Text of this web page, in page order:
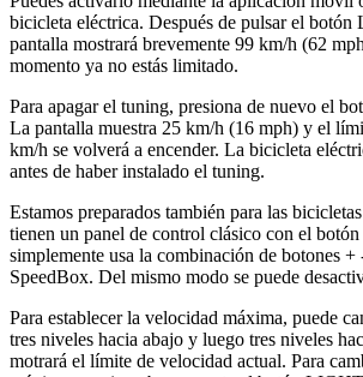
bicicleta eléctrica. Después de pulsar el
pantalla mostrará brevemente 99 km/h (62
momento ya no estás limitado.
Para apagar el tuning, presiona de nuevo el
La pantalla muestra 25 km/h (16 mph) y el
km/h se volverá a encender. La bicicleta
antes de haber instalado el tuning.
Estamos preparados también para las
tienen un panel de control clásico con el
simplemente usa la combinación de botones +
SpeedBox. Del mismo modo se puede
Para establecer la velocidad máxima, puede
tres niveles hacia abajo y luego tres niveles
motrará el límite de velocidad actual. Para